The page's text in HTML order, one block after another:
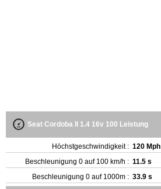
Seat Cordoba II 1.4 16v 100 Leistung
Höchstgeschwindigkeit : 120 Mph
Beschleunigung 0 auf 100 km/h : 11.5 s
Beschleunigung 0 auf 1000m : 33.9 s